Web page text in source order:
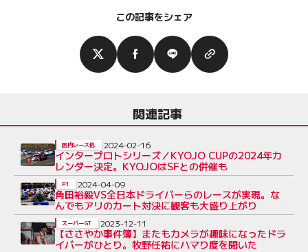
この記事をシェア
関連記事
インタープロトシリーズ／KYOJO CUPの2024年カ
レンダー決定。KYOJOはSFとの併催も
国内レース他 2024-02-16
角田裕毅VS全日本ドライバーらのレースが実現。な
んでもアリのカート対決に観客も大盛り上がり
F1 2024-04-09
【ささやか事件簿】またもカメラが趣味になったドラ
イバーがひとり。牧野任祐にハマり度を聞いた
スーパーGT 2023-12-11